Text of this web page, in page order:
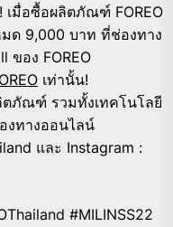
เมื่อซื้อผลิตภัณฑ์ FOREO
ด 9,000 บาท ที่ช่องทาง
ของ FOREO
เท่านั้น!
ตภัณฑ์ รวมทั้งเทคโนโลยี
งทางออนไลน์
และ Instagram :
#MILINSS22